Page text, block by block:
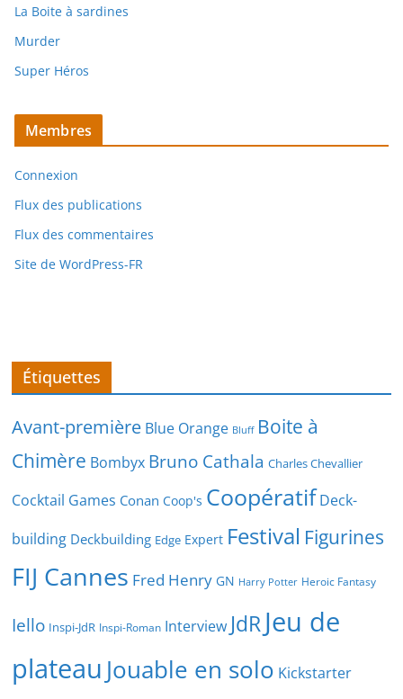
La Boite à sardines
Murder
Super Héros
Membres
Connexion
Flux des publications
Flux des commentaires
Site de WordPress-FR
Étiquettes
Avant-première Blue Orange Bluff Boite à
Chimère Bombyx Bruno Cathala Charles Chevallier
Cocktail Games Conan Coop's Coopératif Deck-
building Deckbuilding Edge Expert Festival Figurines
FIJ Cannes Fred Henry GN Harry Potter Heroic Fantasy
Iello Inspi-JdR Inspi-Roman Interview JdRJeu de
plateau Jouable en solo Kickstarter